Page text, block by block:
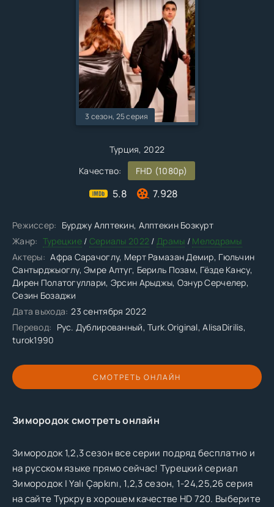
Турция, 2022
Качество:
FHD (1080p)
5.8 7.928
3 сезон, 25 серия
СМОТРЕТЬ ОНЛАЙН
Режиссер: Бурджу Алптекин, Алптекин Бозкурт
Жанр: Турецкие/ Сериалы 2022 / Драмы / Мелодрамы
Актеры: Афра Сарачоглу, Мерт Рамазан Демир, Гюльчин
Сантырджыоглу, Эмре Алтуг, Бериль Позам, Гёзде Кансу,
Дирен Полатогуллари, Эрсин Арыджы, Ознур Серчелер,
Сезин Бозаджи
Дата выхода: 23 сентября 2022
Перевод: Рус. Дублированный, Turk.Original, AlisaDirilis,
turok1990
Зимородок смотреть онлайн
Зимородок 1,2,3 сезон все серии подряд бесплатно и
на русском языке прямо сейчас! Турецкий сериал
Зимородок | Yalı Çapkını, 1,2,3 сезон, 1-24,25,26 серия
на сайте Туркру в хорошем качестве HD 720. Выберите